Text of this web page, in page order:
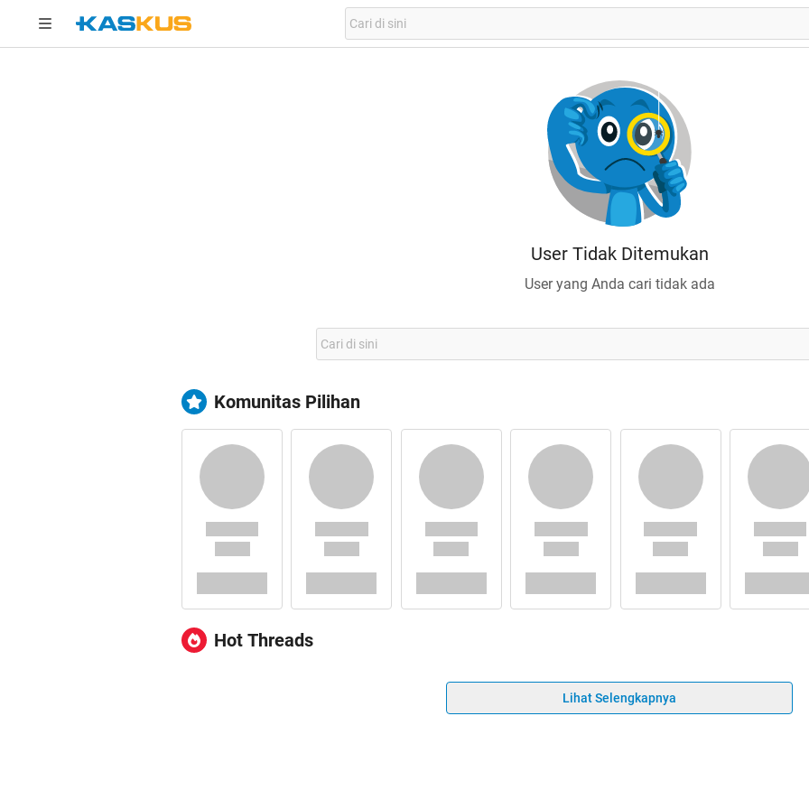
User Tidak Ditemukan
User yang Anda cari tidak ada
Komunitas Pilihan
Hot Threads
Lihat Selengkapnya